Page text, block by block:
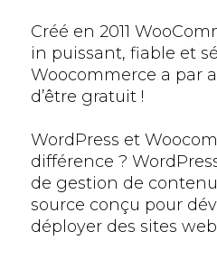
Créé en 2011
in puissant, fiable et
Woocommerce a par
d’être gratuit !
WordPress et
différence ?
de gestion de
source conçu pour
déployer des sites